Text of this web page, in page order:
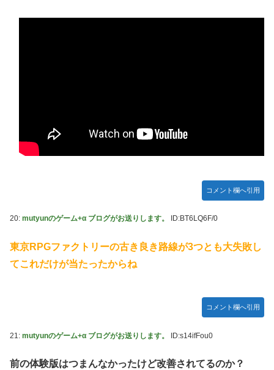
コメント欄へ引用
20: mutyunのゲーム+α ブログがお送りします。 ID:BT6LQ6F/0
東京RPGファクトリーの古き良き路線が3つとも大失敗し
てこれだけが当たったからね
コメント欄へ引用
21: mutyunのゲーム+α ブログがお送りします。 ID:s14ifFou0
前の体験版はつまんなかったけど改善されてるのか？